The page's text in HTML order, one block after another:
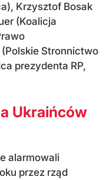
Krzysztof Bosak
(Koalicja
Stronnictwo
prezydenta RP,
Ukraińców
alarmowali
przez rząd